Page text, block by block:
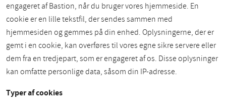
engageret af Bastion, når du bruger vores hjemmeside. En
cookie er en lille tekstfil, der sendes sammen med
hjemmesiden og gemmes på din enhed. Oplysningerne, der er
gemt i en cookie, kan overføres til vores egne sikre servere eller
dem fra en tredjepart, som er engageret af os. Disse oplysninger
kan omfatte personlige data, såsom din IP-adresse.
Typer af cookies